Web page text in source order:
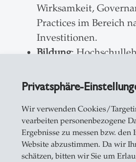
Privatsphäre-
Wir verwenden Cookies/
vearbeiten personenbezogene
Ergebnisse zu messen bzw. den
Website abzustimmen. Da wir
schätzen, bitten wir Sie um
Wirksamkeit,
Practices im Bereich
Investitionen.
Bildung:
Schwerpunkt auf
Vermögensinhabern
Vermögensverwaltung
Netzwerkaufbau:
Veranstaltungen, die
Unternehmer,